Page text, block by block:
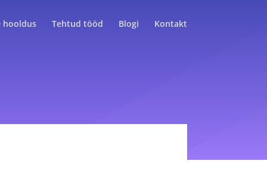
hooldus Tehtud tööd Blogi Kontakt